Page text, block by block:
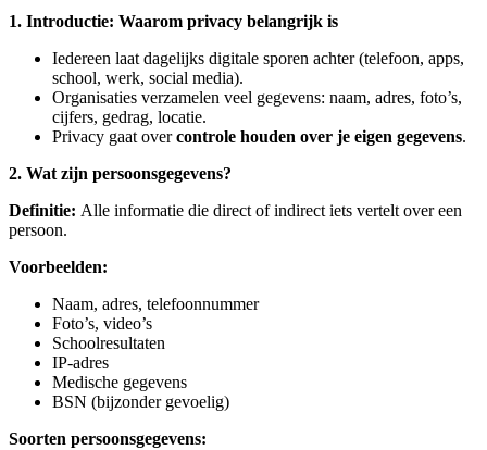
1. Introductie: Waarom privacy belangrijk is
Iedereen laat dagelijks digitale sporen achter (telefoon, apps,
school, werk, social media).
Organisaties verzamelen veel gegevens: naam, adres, foto’s,
cijfers, gedrag, locatie.
Privacy gaat overcontrole houden over je eigen gegevens.
2. Wat zijn persoonsgegevens?
Definitie: Alle informatie die direct of indirect iets vertelt over een
persoon.
Voorbeelden:
Naam, adres, telefoonnummer
Foto’s, video’s
Schoolresultaten
IP‑adres
Medische gegevens
BSN (bijzonder gevoelig)
Soorten persoonsgegevens: